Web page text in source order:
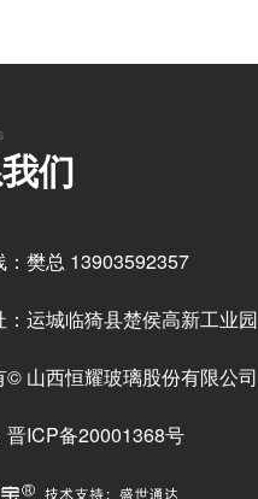
们
：樊总 13903592357
：运城临猗县楚侯高新工业园
© 山西恒耀玻璃股份有限公司
晋ICP备20001368号